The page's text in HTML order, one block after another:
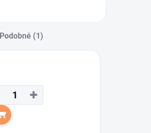
Podobné (1)
+
Do košíka